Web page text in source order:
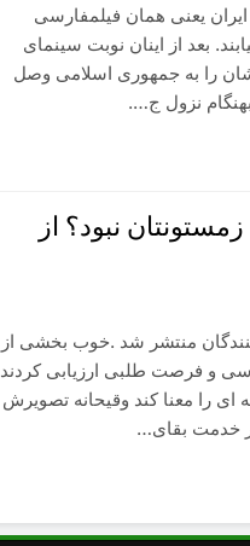
یعنی همان فیلمفارسی
بعد از اینان نوبت سینمای
را به جمهوری اسلامی وصل
نزول ج….
نبود؟ از
منتشر شد .خوب بخشی از
و فرصت طلبی ارزیابی کردند
ای نیافتیم که این چرخش 180 درجه ای را معنا کند وقیحانه تصویرش
خدمت بقای…